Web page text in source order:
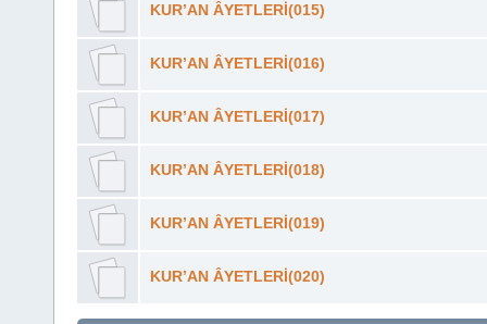
KUR’AN ÂYETLERİ(015)
KUR’AN ÂYETLERİ(016)
KUR’AN ÂYETLERİ(017)
KUR’AN ÂYETLERİ(018)
KUR’AN ÂYETLERİ(019)
KUR’AN ÂYETLERİ(020)